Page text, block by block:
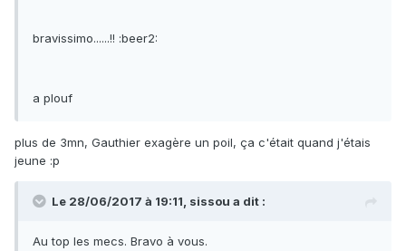
bravissimo......!! :beer2:
a plouf
plus de 3mn, Gauthier exagère un poil, ça c'était quand j'étais
jeune :p
Le 28/06/2017 à 19:11, sissou a dit :
Au top les mecs. Bravo à vous.